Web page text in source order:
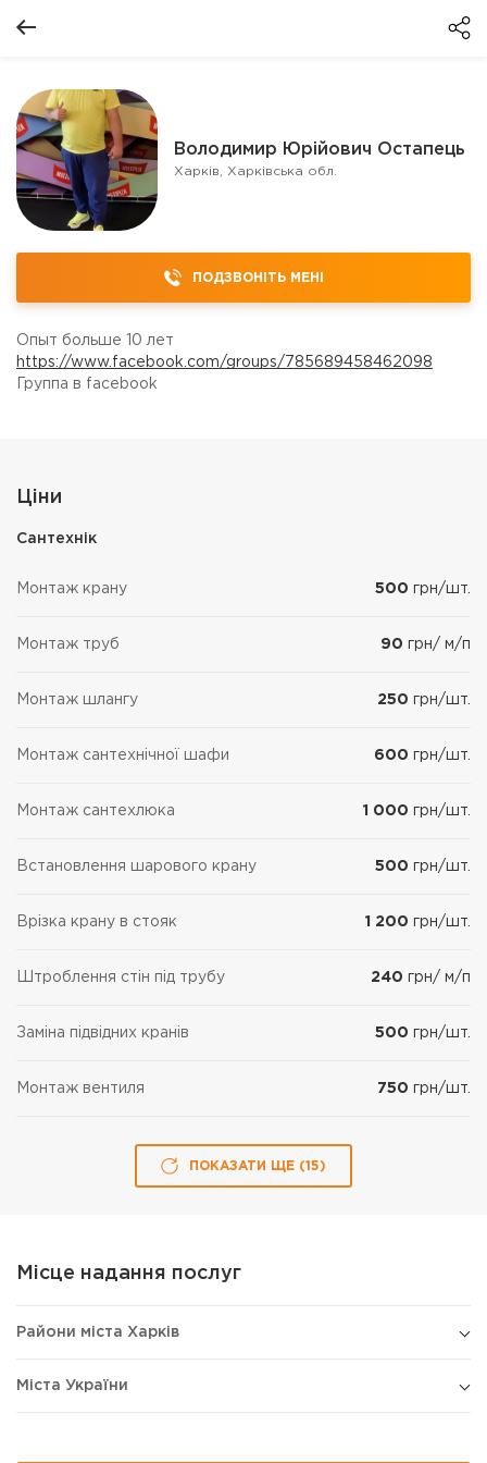
Володимир Юрійович Остапець
Харків, Харківська обл.
ПОДЗВОНІТЬ МЕНІ
Опыт больше 10 лет
https://www.facebook.com/groups/785689458462098
Группа в facebook
Ціни
Сантехнік
Монтаж крану 500 грн/шт.
Монтаж труб 90 грн/ м/п
Монтаж шлангу 250 грн/шт.
Монтаж сантехнічної шафи 600 грн/шт.
Монтаж сантехлюка 1 000 грн/шт.
Встановлення шарового крану 500 грн/шт.
Врізка крану в стояк 1 200 грн/шт.
Штроблення стін під трубу 240 грн/ м/п
Заміна підвідних кранів 500 грн/шт.
Монтаж вентиля 750 грн/шт.
ПОКАЗАТИ ЩЕ (15)
Місце надання послуг
Райони міста Харків
Міста України